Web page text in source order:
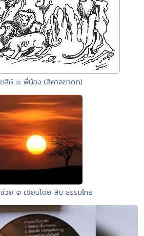
ชสีห์ ๘ พี่น้อง (สิคาลชาดก)
วย ๒ เขียนโดย สืบ ธรรมไทย